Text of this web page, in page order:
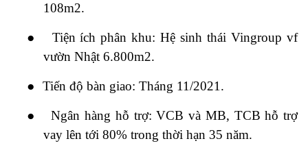
108m2.
●
Tiện ích phân khu: Hệ sinh thái Vingroup vf
vườn Nhật 6.800m2.
● Tiến độ bàn giao: Tháng 11/2021.
●
Ngân hàng hỗ trợ: VCB và MB, TCB hỗ trợ
vay lên tới 80% trong thời hạn 35 năm.